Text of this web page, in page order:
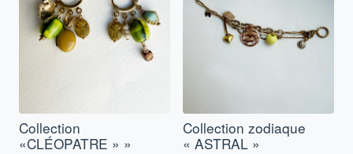
Collection
«CLÉOPATRE » »
Collection zodiaque
« ASTRAL »